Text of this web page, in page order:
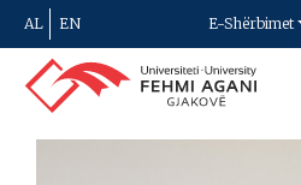
AL EN E-Shërbimet
Newsletter